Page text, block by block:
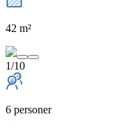
42 m²
1/10
6 personer